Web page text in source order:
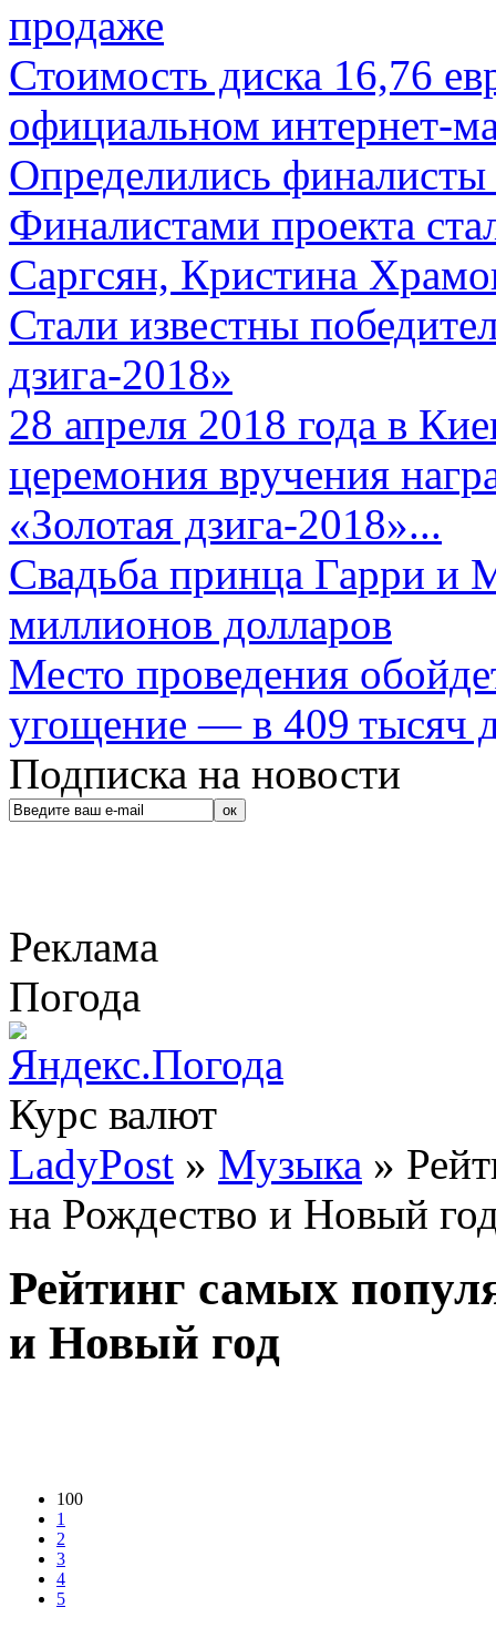
продаже
Стоимость диска 16,76
официальном интернет-
Определились
Финалистами проекта
Саргсян, Кристина
Стали известны
дзига-2018»
28 апреля 2018 года в
церемония вручения
«Золотая дзига-2018»...
Свадьба принца Гарри и
миллионов долларов
Место проведения
угощение — в 409 тысяч
Подписка на новости
Реклама
Погода
Курс валют
LadyPost » Музыка »
на Рождество и Новый
Рейтинг самых
и Новый год
100
1
2
3
4
5